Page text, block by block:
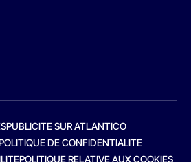
PUBLICITE SUR ATLANTICO
DE CONFIDENTIALITE
POLITIQUE RELATIVE AUX COOKIES